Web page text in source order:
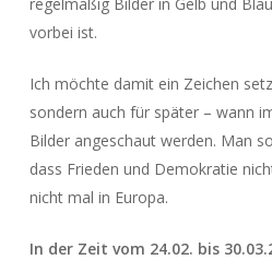
vorbei ist.
Ich möchte damit ein Zeichen
sondern auch für später – wann
Bilder angeschaut werden. Man
dass Frieden und Demokratie
nicht mal in Europa.
In der Zeit vom 24.02. bis